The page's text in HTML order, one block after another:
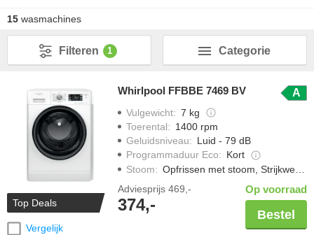
functies en eigenschappen
stoomfuncties en korte wasprogramma’s. Kortom wij helpen je stap
voor stap bij het maken van de juiste keuze!
15 wasmachines
Categorie
Filteren 1
Top Deals
Vergelijk
Whirlpool FFBBE 7469 BV A
Vulgewicht: 7 kg
Toerental: 1400 rpm
Geluidsniveau: Luid - 79 dB
Programmaduur Eco: Kort
Stoom: Opfrissen met stoom, Strijkwerk verminderen
Adviesprijs 469,-
374,-
Op voorraad
Bestel